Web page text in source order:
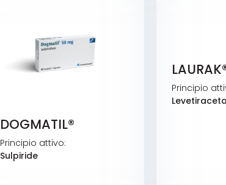
DOGMATIL®
Principio attivo:
Sulpiride
Principio